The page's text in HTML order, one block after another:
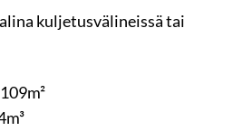
kuljetusvälineissä tai